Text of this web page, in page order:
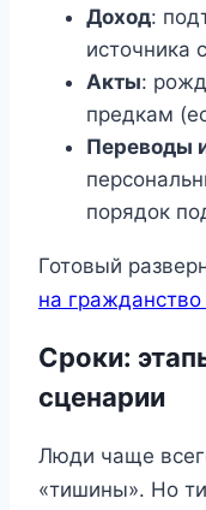
Доход:
источника
Акты:
предкам
Переводы
порядок
Готовый
на
Сроки:
сценарии
Люди чаще
«тишины». Но